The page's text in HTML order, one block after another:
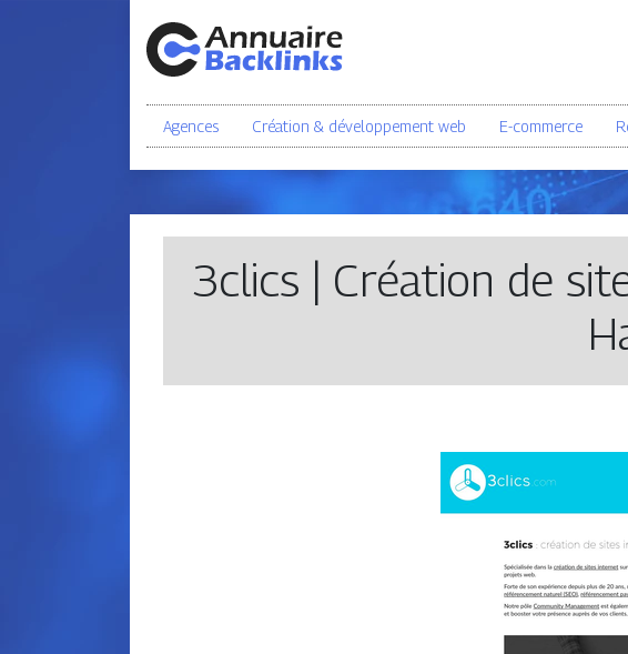
Agences Création & développement web E-commerce
3clics | Création de